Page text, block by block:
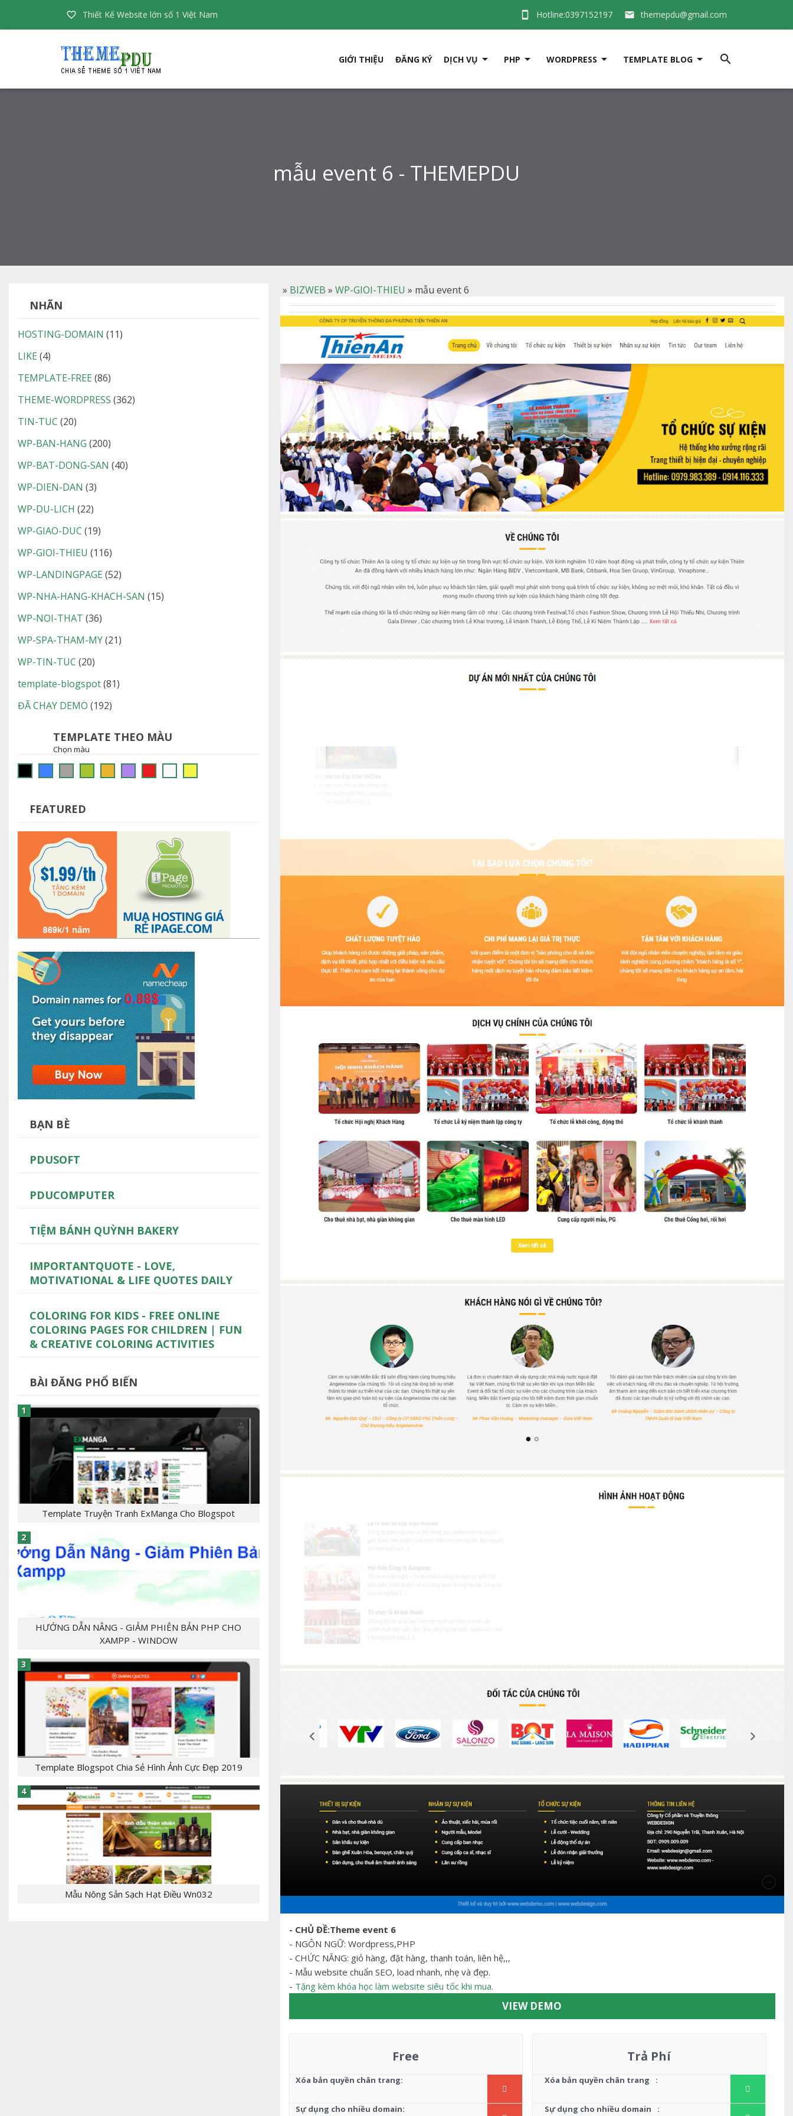
 Thiết Kế Website lớn số 1 Việt Nam  themepdu@gmail.com
 Hotline:0397152197
GIỚI THIỆU ĐĂNG KÝ DỊCH VỤ  PHP  WORDPRESS  TEMPLATE BLOG  
mẫu event 6 - THEMEPDU
» BIZWEB » WP-GIOI-THIEU » mẫu event 6
- CHỦ ĐỀ:Theme event 6
- NGÔN NGỮ: Wordpress,PHP
- CHỨC NĂNG: giỏ hàng, đặt hàng, thanh toán, liên hệ,,,
- Mẫu website chuẩn SEO, load nhanh, nhẹ và đẹp.
- Tặng kèm khóa học làm website siêu tốc khi mua.
VIEW DEMO
Free
Xóa bản quyền chân trang:
Sự dụng cho nhiều domain:
Trả Phí
Xóa bản quyền chân trang :
Sự dụng cho nhiều domain :
NHÃN
HOSTING-DOMAIN (11)
LIKE (4)
TEMPLATE-FREE (86)
THEME-WORDPRESS (362)
TIN-TUC (20)
WP-BAN-HANG (200)
WP-BAT-DONG-SAN (40)
WP-DIEN-DAN (3)
WP-DU-LICH (22)
WP-GIAO-DUC (19)
WP-GIOI-THIEU (116)
WP-LANDINGPAGE (52)
WP-NHA-HANG-KHACH-SAN (15)
WP-NOI-THAT (36)
WP-SPA-THAM-MY(21)
WP-TIN-TUC (20)
template-blogspot(81)
ĐÃ CHẠY DEMO (192)
TEMPLATE THEO MÀU
Chọn màu
FEATURED
BẠN BÈ
PDUSOFT
PDUCOMPUTER
TIỆM BÁNH QUỲNH BAKERY
IMPORTANTQUOTE - LOVE,
MOTIVATIONAL & LIFE QUOTES DAILY
COLORING FOR KIDS - FREE ONLINE
COLORING PAGES FOR CHILDREN | FUN
& CREATIVE COLORING ACTIVITIES
BÀI ĐĂNG PHỔ BIẾN
Template Truyện Tranh ExManga Cho Blogspot
ĐỀ:Template Bloger - NGÔN NGỮ: xml, html,css,js
- CHỨC NĂNG: label, responsive,, - Mẫu T...
HƯỚNG DẪN NÂNG - GIẢM PHIÊN BẢN PHP CHO
XAMPP - WINDOW
Template Blogspot Chia Sẻ Hình Ảnh Cực Đẹp 2019
Mẫu Nông Sản Sạch Hạt Điều Wn032